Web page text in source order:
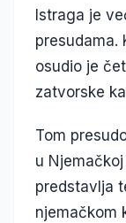
Istraga je
presudama.
osudio je
zatvorske
Tom
u
predstavlja
njemačkom